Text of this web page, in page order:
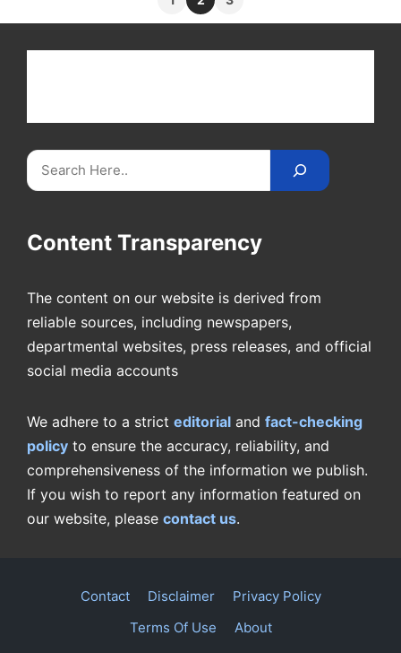
Search
Content Transparency
The content on our website is derived from
reliable sources, including newspapers,
departmental websites, press releases, and official
social media accounts
We adhere to a strict editorial and fact-checking
policy to ensure the accuracy, reliability, and
comprehensiveness of the information we publish.
If you wish to report any information featured on
our website, please contact us.
Contact Disclaimer
Privacy Policy
Terms Of Use
About